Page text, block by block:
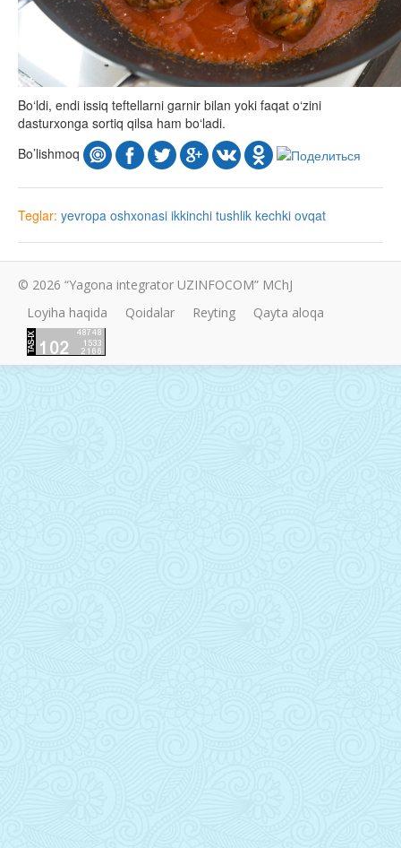
Bo‘ldi, endi issiq teftellarni garnir bilan yoki faqat o‘zini
dasturxonga sortiq qilsa ham bo‘ladi.
Bo’lishmoq
Teglar: yevropa oshxonasi ikkinchi tushlik kechki ovqat
© 2026 “Yagona integrator UZINFOCOM” MChJ
Loyiha haqida
Qoidalar Reyting Qayta aloqa